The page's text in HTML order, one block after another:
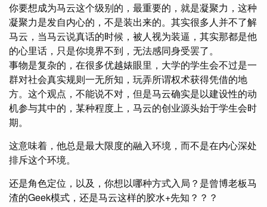
你要想成为马云这个级别的，最重要的，就是凝聚力，这种
凝聚力是发自内心的，不是装出来的。其实很多人并不了解
马云，当马云说真话的时候，被人视为装逼，其实那都是他
的心里话，只是你境界不到，无法感同身受罢了。
事物是复杂的，在很多优越婊眼里，大学的学生会不过是一
群对社会真实规则一无所知，玩弄所谓权术获得凭借的地
方。这个观点，不能说不对，但是马云确实是以建设性的动
机参与其中的，某种程度上，马云的创业源头始于学生会时
期。
这意味着，他总是最大限度的融入环境，而不是在内心深处
排斥这个环境。
还是角色定位，以及，你想以哪种方式入局？是曾博老板马
渣的Geek模式，还是马云这样的胶水+先知？？？